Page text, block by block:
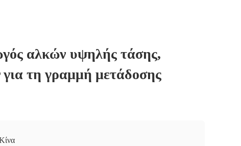
αλκών υψηλής τάσης,
τη γραμμή μετάδοσης